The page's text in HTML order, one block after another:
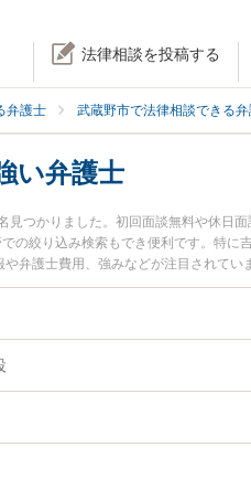
法律相談を投稿する
弁護士 武蔵野市で法律相談できる
い弁護士
見つかりました。初回面談無料や休日
の絞り込み検索もでき便利です。特
弁護士費用、強みなどが注目されて
くの弁護士を検索したい』『初回相